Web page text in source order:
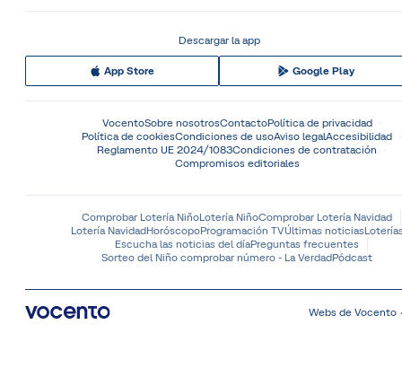
Descargar la app
App Store Google Play
VocentoSobre nosotrosContactoPolítica de privacidad
Política de cookiesCondiciones de usoAviso legalAccesibilidad
Reglamento UE 2024/1083Condiciones de contratación
Compromisos editoriales
Comprobar Lotería NiñoLotería NiñoComprobar Lotería Navidad
Lotería NavidadHoróscopoProgramación TVÚltimas noticias
Escucha las noticias del díaPreguntas frecuentes
Sorteo del Niño comprobar número - La VerdadPódcast
Webs de Vocento